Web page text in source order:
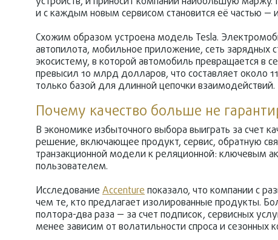
и с каждым новым сервисом становится её частью
Схожим образом устроена модель Tesla.
автопилота, мобильное приложение, сеть
экосистему, в которой автомобиль превращается в
превысил 10 млрд долларов, что составляет около
только базой для длинной цепочки взаимодействий.
Почему качество больше не
В экономике избыточного выбора выиграть за счет
решение, включающее продукт, сервис, обратную
транзакционной модели к реляционной: ключевым
пользователем.
Исследование Accentureпоказало, что компании с
чем те, кто предлагает изолированные продукты.
полтора-два раза — за счет подписок, сервисных
менее зависим от волатильности спроса и сезонных